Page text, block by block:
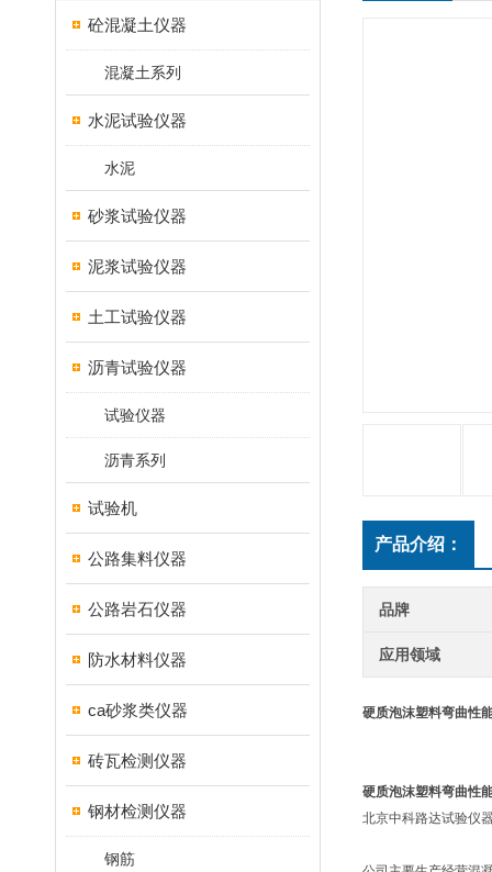
砼混凝土仪器
混凝土系列
水泥试验仪器
水泥
砂浆试验仪器
泥浆试验仪器
土工试验仪器
沥青试验仪器
试验仪器
沥青系列
试验机
公路集料仪器
公路岩石仪器
防水材料仪器
ca砂浆类仪器
砖瓦检测仪器
钢材检测仪器
钢筋
产品介绍：
品牌
应用领域
硬质泡沫塑料弯曲性
硬质泡沫塑料弯曲性
北京中科路达试验仪